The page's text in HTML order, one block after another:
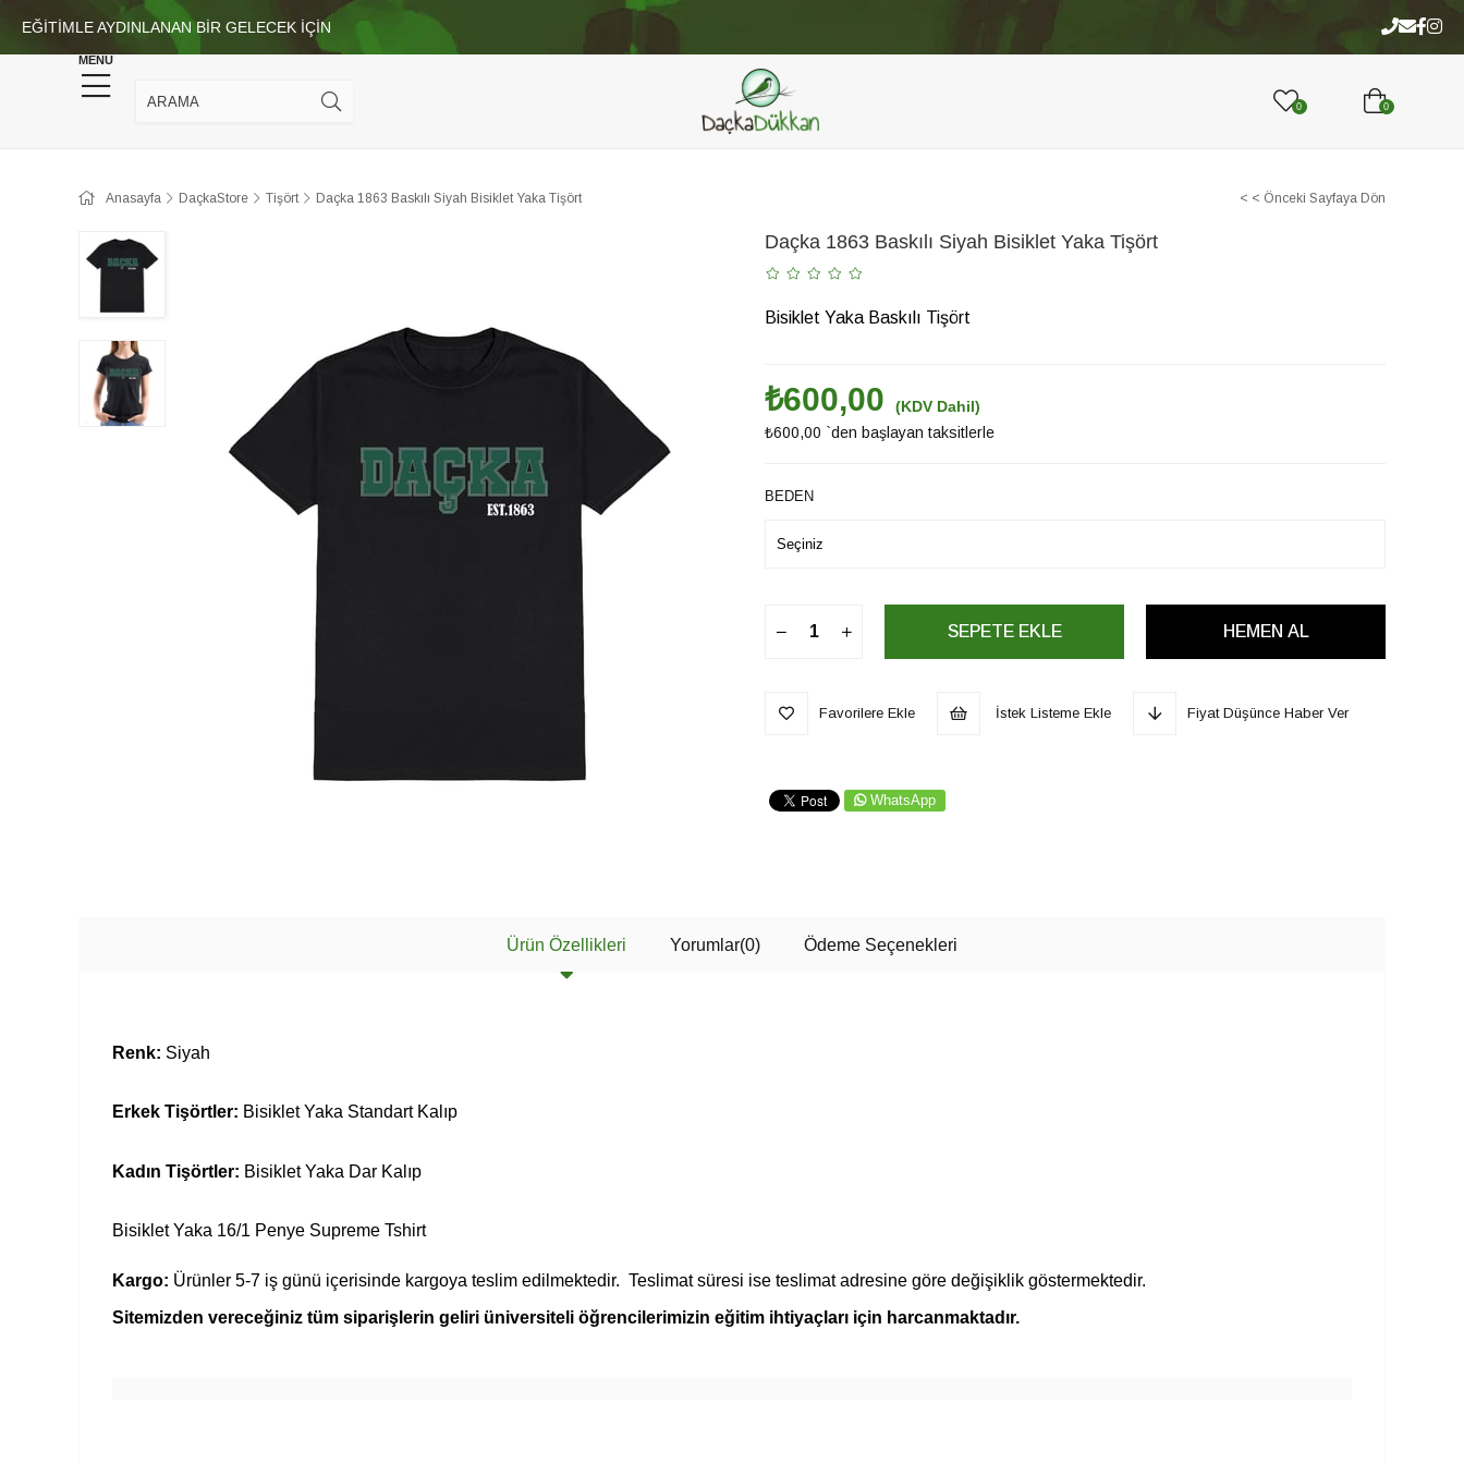
EĞİTİMLE AYDINLANAN BİR GELECEK İÇİN
MENU
0 0
Anasayfa Hediye Kutusu
Outlet
Anasayfa DaçkaStore Tişört Daçka 1863 Baskılı Siyah Bisiklet Yaka Tişört < < Önceki Sayfaya Dön
Daçka 1863 Baskılı Siyah Bisiklet Yaka Tişört
Bisiklet Yaka Baskılı Tişört
₺600,00
(KDV Dahil)
₺600,00 `den başlayan taksitlerle
BEDEN
Favorilere Ekle İstek Listeme Ekle Fiyat Düşünce Haber Ver
WhatsApp
Ürün Özellikleri Yorumlar(0) Ödeme Seçenekleri
Renk: Siyah
Erkek Tişörtler: Bisiklet Yaka Standart Kalıp
Kadın Tişörtler: Bisiklet Yaka Dar Kalıp
Bisiklet Yaka 16/1 Penye Supreme Tshirt
Kargo: Ürünler 5-7 iş günü içerisinde kargoya teslim edilmektedir. Teslimat süresi ise teslimat adresine göre değişiklik göstermektedir.
Sitemizden vereceğiniz tüm siparişlerin geliri üniversiteli öğrencilerimizin eğitim ihtiyaçları için harcanmaktadır.